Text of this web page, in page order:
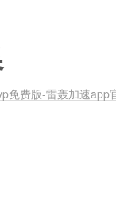
免费版-雷轰加速app